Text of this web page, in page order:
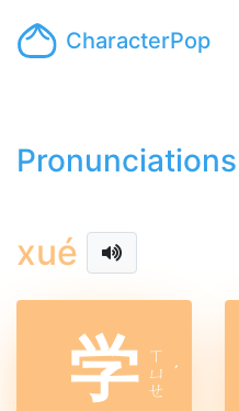
CharacterPop
Pronunciations
xué
学 ㄒ
ㄩ
ㄝ
ˊ